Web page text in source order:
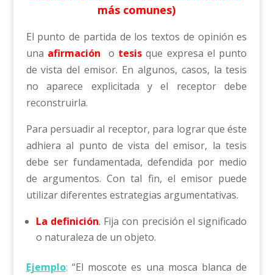
más comunes)
El punto de partida de los textos de opinión es
una afirmación o tesis que expresa el punto
de vista del emisor. En algunos, casos, la tesis
no aparece explicitada y el receptor debe
reconstruirla.
Para persuadir al receptor, para lograr que éste
adhiera al punto de vista del emisor, la tesis
debe ser fundamentada, defendida por medio
de argumentos. Con tal fin, el emisor puede
utilizar diferentes estrategias argumentativas.
La definición. Fija con precisión el significado
o naturaleza de un objeto.
Ejemplo: “El moscote es una mosca blanca de